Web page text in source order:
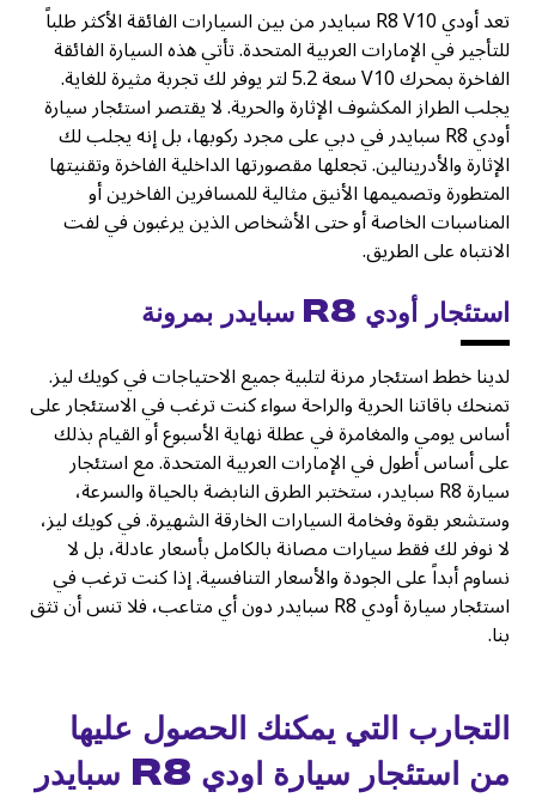
تعد أودي R8 V10 سبايدر من بين السيارات الفائقة الأكثر طلباً
للتأجير في الإمارات العربية المتحدة. تأتي هذه السيارة الفائقة
الفاخرة بمحرك V10 سعة 5.2 لتر يوفر لك تجربة مثيرة للغاية.
يجلب الطراز المكشوف الإثارة والحرية. لا يقتصر استئجار سيارة
أودي R8 سبايدر في دبي على مجرد ركوبها، بل إنه يجلب لك
الإثارة والأدرينالين. تجعلها مقصورتها الداخلية الفاخرة وتقنيتها
المتطورة وتصميمها الأنيق مثالية للمسافرين الفاخرين أو
المناسبات الخاصة أو حتى الأشخاص الذين يرغبون في لفت
الانتباه على الطريق.
استئجار أودي R8 سبايدر بمرونة
لدينا خطط استئجار مرنة لتلبية جميع الاحتياجات في كويك ليز.
تمنحك باقاتنا الحرية والراحة سواء كنت ترغب في الاستئجار على
أساس يومي والمغامرة في عطلة نهاية الأسبوع أو القيام بذلك
على أساس أطول في الإمارات العربية المتحدة. مع استئجار
سيارة R8 سبايدر، ستختبر الطرق النابضة بالحياة والسرعة،
وستشعر بقوة وفخامة السيارات الخارقة الشهيرة. في كويك ليز،
لا نوفر لك فقط سيارات مصانة بالكامل بأسعار عادلة، بل لا
نساوم أبداً على الجودة والأسعار التنافسية. إذا كنت ترغب في
استئجار سيارة أودي R8 سبايدر دون أي متاعب، فلا تنس أن تثق
بنا.
التجارب التي يمكنك الحصول عليها
من استئجار سيارة اودي R8 سبايدر